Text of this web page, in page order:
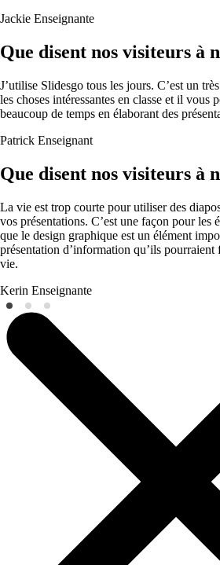
Jackie Enseignante
Que disent nos visiteurs à
J’utilise Slidesgo tous les jours. C’est un
les choses intéressantes en classe et il vous
beaucoup de temps en élaborant des
Patrick Enseignant
Que disent nos visiteurs à
La vie est trop courte pour utiliser des
vos présentations. C’est une façon pour les
que le design graphique est un élément
présentation d’information qu’ils pourraient
vie.
Kerin Enseignante